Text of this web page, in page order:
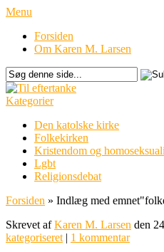
Menu
Forsiden
Om Karen M. Larsen
Kategorier
Den katolske kirke
Folkekirken
Kristendom og
Lgbt
Religionsdebat
Forsiden » Indlæg med emnet"
Skrevet afKaren M. Larsen den
kategoriseret | 1 kommentar